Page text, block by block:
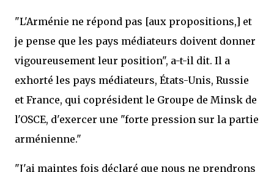
"L'Arménie ne répond pas [aux propositions,] et
je pense que les pays médiateurs doivent donner
vigoureusement leur position", a-t-il dit. Il a
exhorté les pays médiateurs, États-Unis, Russie
et France, qui coprésident le Groupe de Minsk de
l'OSCE, d'exercer une "forte pression sur la partie
arménienne."
"J'ai maintes fois déclaré que nous ne prendrons